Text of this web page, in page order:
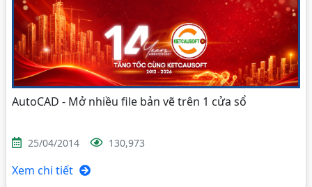
AutoCAD - Mở nhiều file bản vẽ trên 1 cửa sổ
25/04/2014 130,973
Xem chi tiết